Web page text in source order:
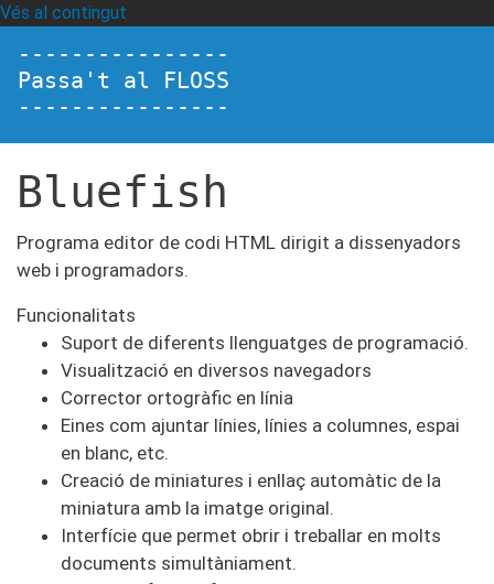
Vés al contingut
----------------
Passa't al FLOSS
----------------
Bluefish
Programa editor de codi HTML dirigit a dissenyadors
web i programadors.
Funcionalitats
Suport de diferents llenguatges de programació.
Visualització en diversos navegadors
Corrector ortogràfic en línia
Eines com ajuntar línies, línies a columnes, espai
en blanc, etc.
Creació de miniatures i enllaç automàtic de la
miniatura amb la imatge original.
Interfície que permet obrir i treballar en molts
documents simultàniament.